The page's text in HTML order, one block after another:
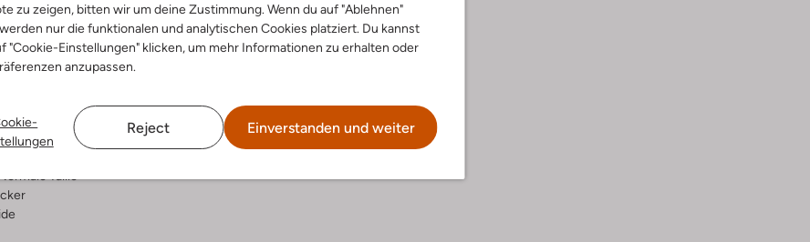
zu zeigen, bitten wir um deine Zustimmung. Wenn du auf "Ablehnen"
nur die funktionalen und analytischen Cookies platziert. Du kannst
"Cookie-Einstellungen" klicken, um mehr Informationen zu erhalten oder
anzupassen.
Reject Einverstanden und weiter
&
% Viscose, 2 % Elastaan
Waschanleitung